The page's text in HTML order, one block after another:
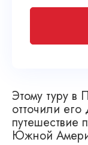
Этому туру в
отточили
путешествие
Южной